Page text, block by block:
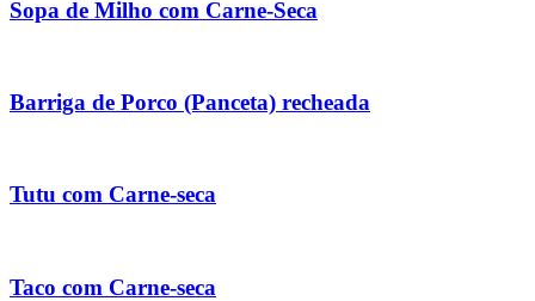
Sopa de Milho com Carne-Seca
Barriga de Porco (Panceta) recheada
Tutu com Carne-seca
Taco com Carne-seca